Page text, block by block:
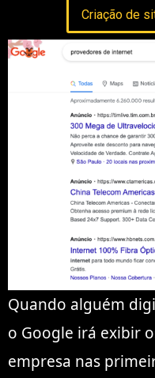
Criação de
Quando alguém
o Google irá exibir
empresa nas